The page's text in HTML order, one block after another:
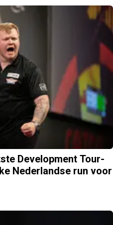
Development Tour-
Nederlandse run voor